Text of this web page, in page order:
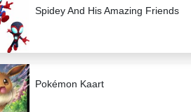
Spidey And His Amazing Friends
Pokémon Kaart